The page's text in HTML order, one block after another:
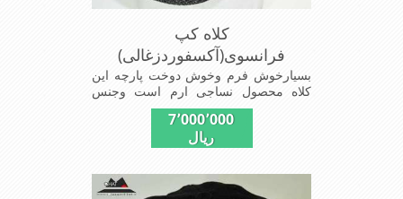
کلاه کپ
فرانسوی(آکسفوردزغالی)
بسیارخوش فرم وخوش دوخت پارچه این
کلاه محصول نساجی ارم است وجنس
پارچه این کلاه ضخامت پالتو رادارامی
باشدشیک ومدروزسبک و راحت
7٬000٬000
ریال